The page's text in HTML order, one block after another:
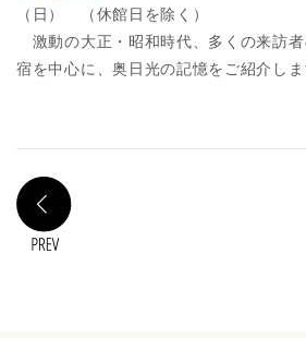
（日） （休館日を除く）
激動の大正・昭和時代、多くの来訪
宿を中心に、奥日光の記憶をご紹介しま